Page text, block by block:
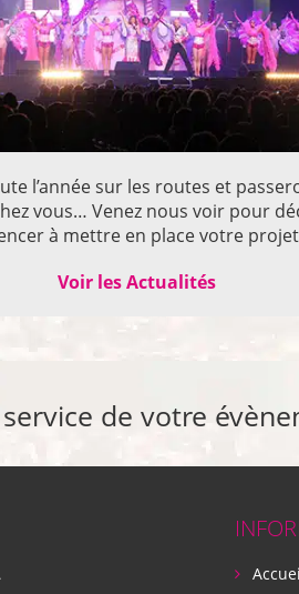
l’année sur les routes et
vous… Venez nous voir pour
à mettre en place votre
Voir les Actualités
de votre